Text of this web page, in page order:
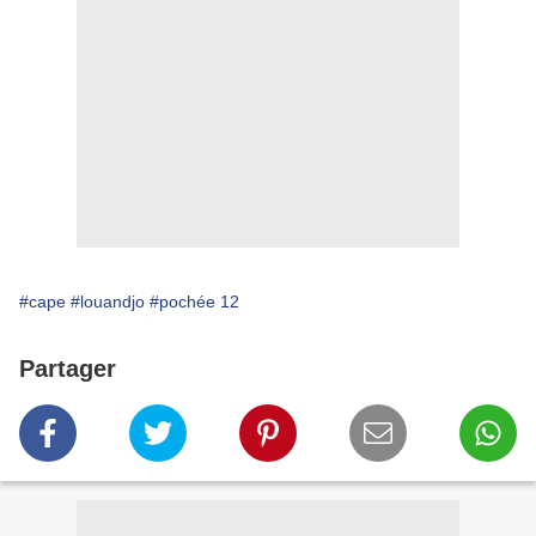
#cape #louandjo #pochée 12
Partager